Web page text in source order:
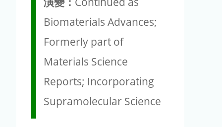
Biomaterials Advances;
Formerly part of
Materials Science
Reports; Incorporating
Supramolecular Science